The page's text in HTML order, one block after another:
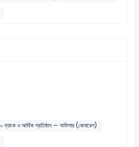
ব্যাংক ও আর্থিক প্রতিষ্ঠান — অফিসার (জেনারেল)